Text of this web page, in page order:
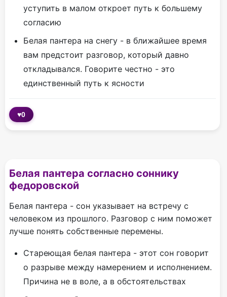
уступить в малом откроет путь к большему
согласию
Белая пантера на снегу - в ближайшее время
вам предстоит разговор, который давно
откладывался. Говорите честно - это
единственный путь к ясности
♥0
Белая пантера согласно соннику
федоровской
Белая пантера - сон указывает на встречу с
человеком из прошлого. Разговор с ним поможет
лучше понять собственные перемены.
Стареющая белая пантера - этот сон говорит
о разрыве между намерением и исполнением.
Причина не в воле, а в обстоятельствах